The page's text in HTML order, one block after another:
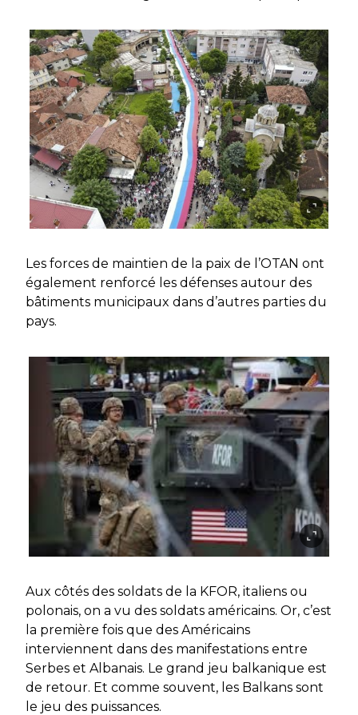
Les forces de maintien de la paix de l’OTAN ont
également renforcé les défenses autour des
bâtiments municipaux dans d’autres parties du
pays.
Aux côtés des soldats de la KFOR, italiens ou
polonais, on a vu des soldats américains. Or, c’est
la première fois que des Américains
interviennent dans des manifestations entre
Serbes et Albanais. Le grand jeu balkanique est
de retour. Et comme souvent, les Balkans sont
le jeu des puissances.